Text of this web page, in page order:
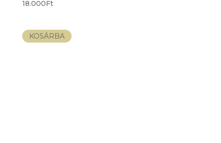
18.000Ft
KOSÁRBA